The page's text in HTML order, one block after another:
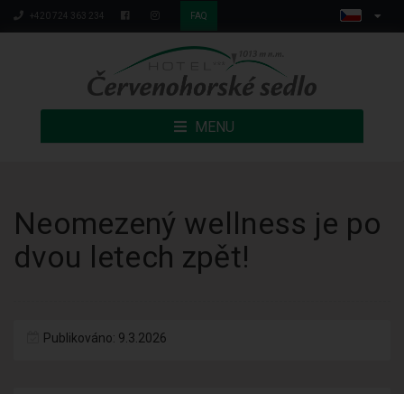
+420 724 363 234 FAQ
MENU
Neomezený wellness je po
dvou letech zpět!
Publikováno: 9.3.2026